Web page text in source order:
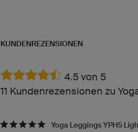
KUNDENREZENSIONEN
4.5 von 5
11 Kundenrezensionen zu
Yoga Leggings YPH5